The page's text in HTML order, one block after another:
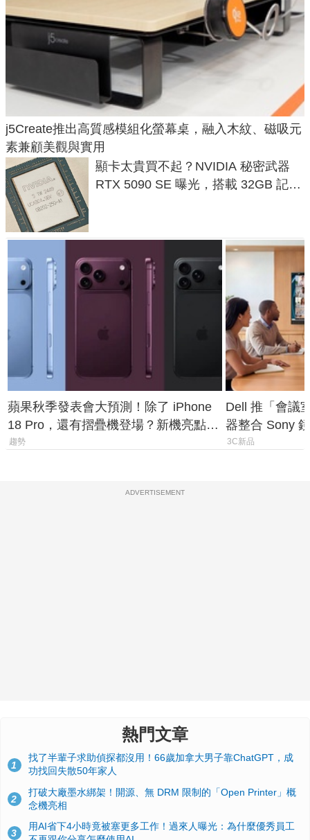
j5Create推出高質感模組化螢幕桌，融入木紋、磁吸元
素兼顧美觀與實用
顯卡太貴買不起？NVIDIA 秘密武器
RTX 5090 SE 曝光，搭載 32GB 記憶
蘋果秋季發表會大預測！除了 iPhone
18 Pro，還有摺疊機登場？新機亮點預
測一次看
趨勢
Dell 推「會議
器整合 Sony
條 USB-C 就
3C新品
ADVERTISEMENT
熱門文章
1
找了半輩子求助偵探都沒用！66歲加拿大男子靠ChatGPT，成
功找回失散50年家人
2
打破大廠墨水綁架！開源、無 DRM 限制的「Open Printer」概
念機亮相
3
用AI省下4小時竟被塞更多工作！過來人曝光：為什麼優秀員工